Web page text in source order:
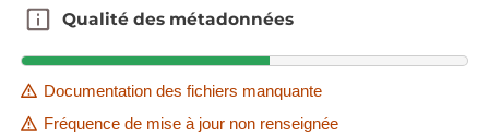
Qualité des métadonnées
Qualité des métadonnées
Documentation des fichiers manquante
Fréquence de mise à jour non renseignée